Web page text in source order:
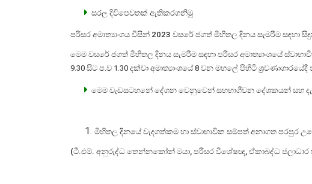
සරල දිවිපෙවතක් ඇතිකරගනිමු
පරිසර අමාත්‍යාංශය විසින් 2023 වසරේ ජගත් මිහිතල දිනය සැමරීම සඳහා
මෙම වසරේ ජගත් මිහිතල දිනය සැමරීම සඳහා පරිසර අමාත්‍යාංශයේ
9.30 සිට ප.ව 1.30 දක්වා අමාත්‍යාංශයේ 8 වන මහලේ පිහිටි
මෙම වැඩසටහනේ දේශන වෙනුවෙන් සහභාගීවන දේශකයන් සහ
මිහිතල දිනයේ වැදගත්කම හා ස්වාභාවික සම්පත් අනාගත පරපුර
(ටී.එම්. අනුරුද්ධ තෙන්නකෝන් මයා, පරිසර විශේෂඥ, ඒකාබද්ධ ජලාධාර